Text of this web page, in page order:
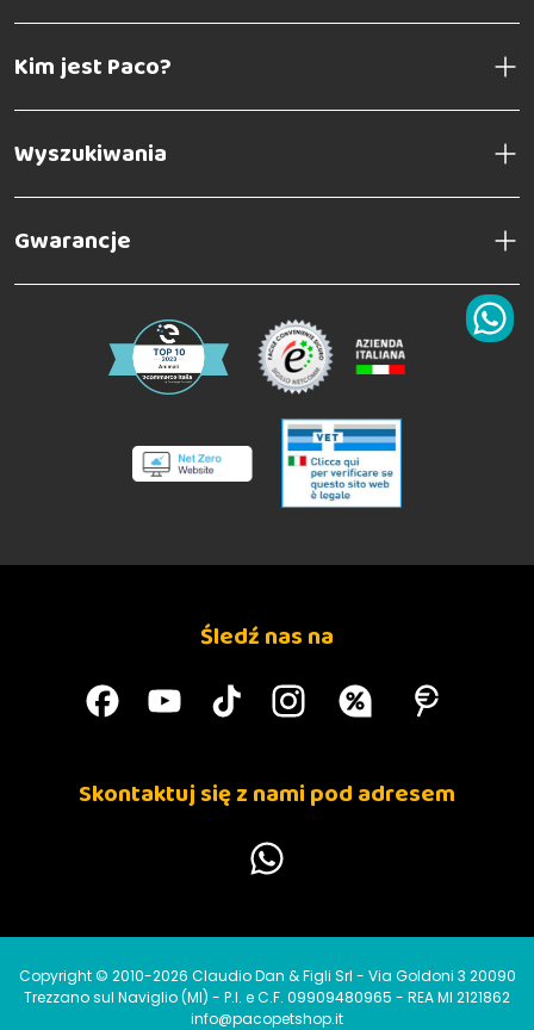
Kim jest Paco?
Wyszukiwania
Gwarancje
Śledź nas na
Skontaktuj się z nami pod adresem
Copyright © 2010-2026 Claudio Dan & Figli Srl - Via Goldoni 3 20090
Trezzano sul Naviglio (MI) - P.I. e C.F. 09909480965 - REA MI 2121862
info@pacopetshop.it